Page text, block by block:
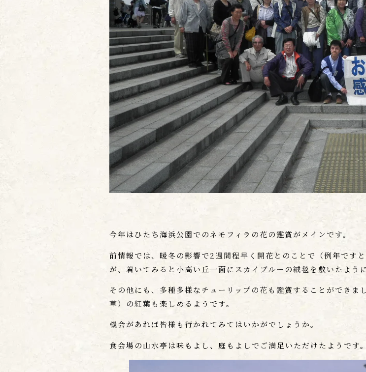
今年はひたち海浜公園でのネモフィラの花の鑑賞がメインです。
前情報では、暖冬の影響で2週間程早く開花とのことで（例年です
が、着いてみると小高い丘一面にスカイブルーの絨毯を敷いたよう
その他にも、多種多様なチューリップの花も鑑賞することができま
草）の紅葉も楽しめるようです。
機会があれば皆様も行かれてみてはいかがでしょうか。
食会場の山水亭は味もよし、庭もよしでご満足いただけたようです